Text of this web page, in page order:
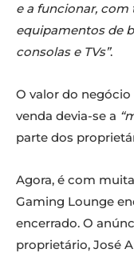
e a funcionar, com
equipamentos de
consolas e TVs”.
O valor do negócio
venda devia-se a
parte dos
Agora, é com
Gaming Lounge
encerrado. O
proprietário, José